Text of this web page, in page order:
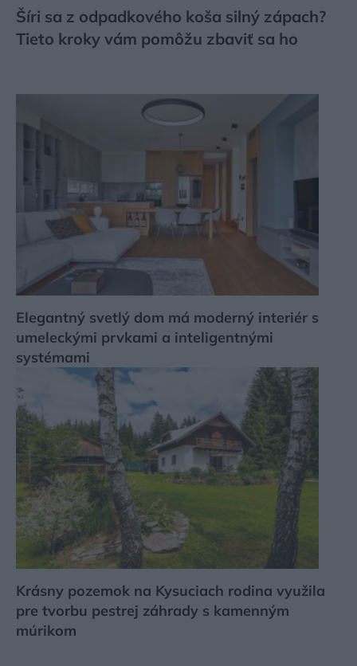
Šíri sa z odpadkového koša silný zápach?
Tieto kroky vám pomôžu zbaviť sa ho
Elegantný svetlý dom má moderný interiér s
umeleckými prvkami a inteligentnými
systémami
Krásny pozemok na Kysuciach rodina využila
pre tvorbu pestrej záhrady s kamenným
múrikom